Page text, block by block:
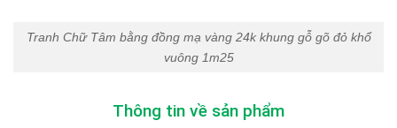
Tranh Chữ Tâm bằng đồng mạ vàng 24k khung gỗ gõ đỏ khổ
vuông 1m25
Thông tin về sản phẩm